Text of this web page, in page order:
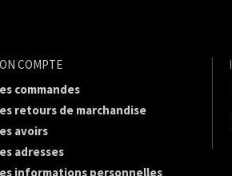
COMPTE
commandes
retours de marchandise
avoirs
adresses
informations personnelles